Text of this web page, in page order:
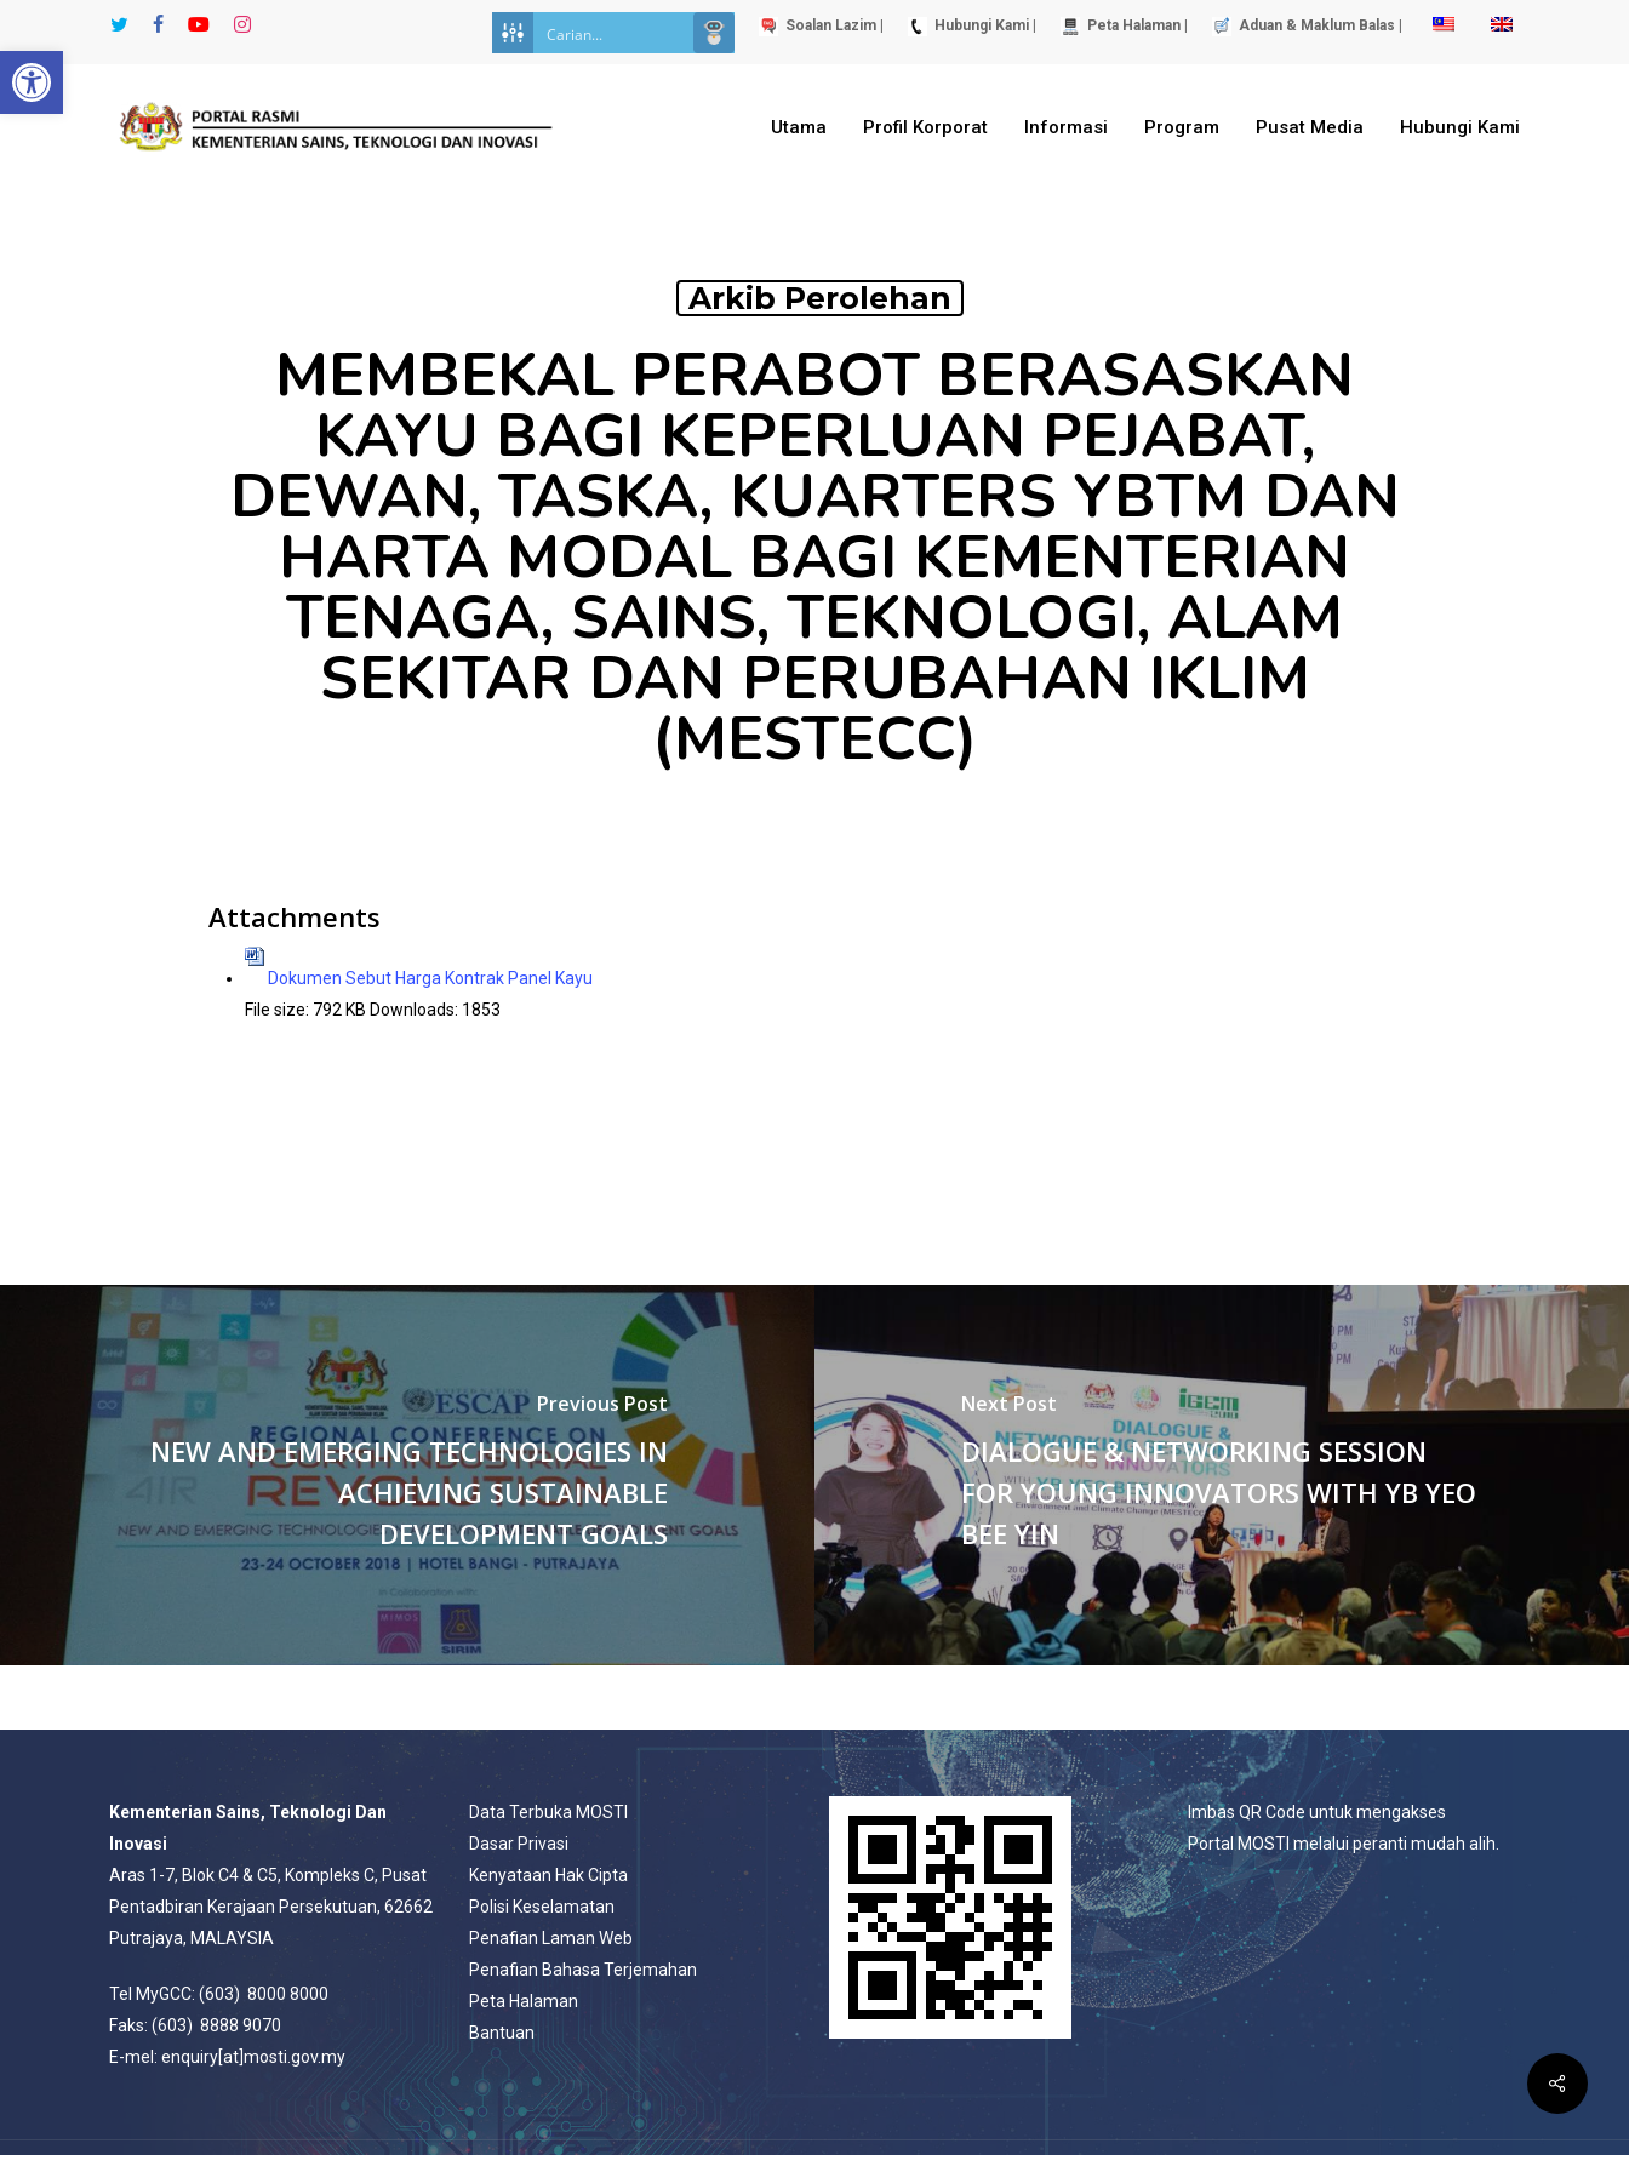
Open toolbar
main
twitterfacebookyoutubeinstagram Soalan Lazim | Hubungi Kami | Peta Halaman | Aduan & Maklum Balas |
Utama Profil Korporat Informasi Program Pusat Media Hubungi Kami
Arkib Perolehan
MEMBEKAL PERABOT BERASASKAN
KAYU BAGI KEPERLUAN PEJABAT,
DEWAN, TASKA, KUARTERS YBTM DAN
HARTA MODAL BAGI KEMENTERIAN
TENAGA, SAINS, TEKNOLOGI, ALAM
SEKITAR DAN PERUBAHAN IKLIM
(MESTECC)
Attachments
Dokumen Sebut Harga Kontrak Panel Kayu
File size: 792 KB Downloads: 1853
Previous Post
NEW AND EMERGING TECHNOLOGIES IN
ACHIEVING SUSTAINABLE
DEVELOPMENT GOALS
Next Post
DIALOGUE & NETWORKING SESSION
FOR YOUNG INNOVATORS WITH YB YEO
BEE YIN
Kementerian Sains, Teknologi Dan
Inovasi
Aras 1-7, Blok C4 & C5, Kompleks C, Pusat
Pentadbiran Kerajaan Persekutuan, 62662
Putrajaya, MALAYSIA
Tel MyGCC: (603) 8000 8000
Faks: (603) 8888 9070
E-mel: enquiry[at]mosti.gov.my
Data Terbuka MOSTI
Dasar Privasi
Kenyataan Hak Cipta
Polisi Keselamatan
Penafian Laman Web
Penafian Bahasa Terjemahan
Peta Halaman
Bantuan
Imbas QR Code untuk mengakses
Portal MOSTI melalui peranti mudah alih.